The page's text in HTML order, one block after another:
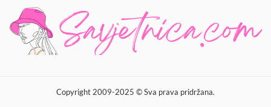
Copyright 2009-2025 © Sva prava pridržana.